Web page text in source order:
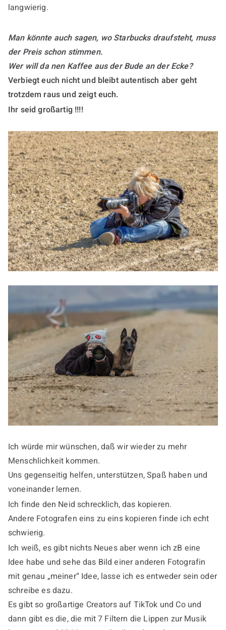
langwierig.
Man könnte auch sagen, wo Starbucks draufsteht, muss
der Preis schon stimmen.
Wer will da nen Kaffee aus der Bude an der Ecke?
Verbiegt euch nicht und bleibt autentisch aber geht
trotzdem raus und zeigt euch.
Ihr seid großartig !!!!
Ich würde mir wünschen, daß wir wieder zu mehr
Menschlichkeit kommen.
Uns gegenseitig helfen, unterstützen, Spaß haben und
voneinander lernen.
Ich finde den Neid schrecklich, das kopieren.
Andere Fotografen eins zu eins kopieren finde ich echt
schwierig.
Ich weiß, es gibt nichts Neues aber wenn ich zB eine
Idee habe und sehe das Bild einer anderen Fotografin
mit genau „meiner“ Idee, lasse ich es entweder sein oder
schreibe es dazu.
Es gibt so großartige Creators auf TikTok und Co und
dann gibt es die, die mit 7 Filtern die Lippen zur Musik